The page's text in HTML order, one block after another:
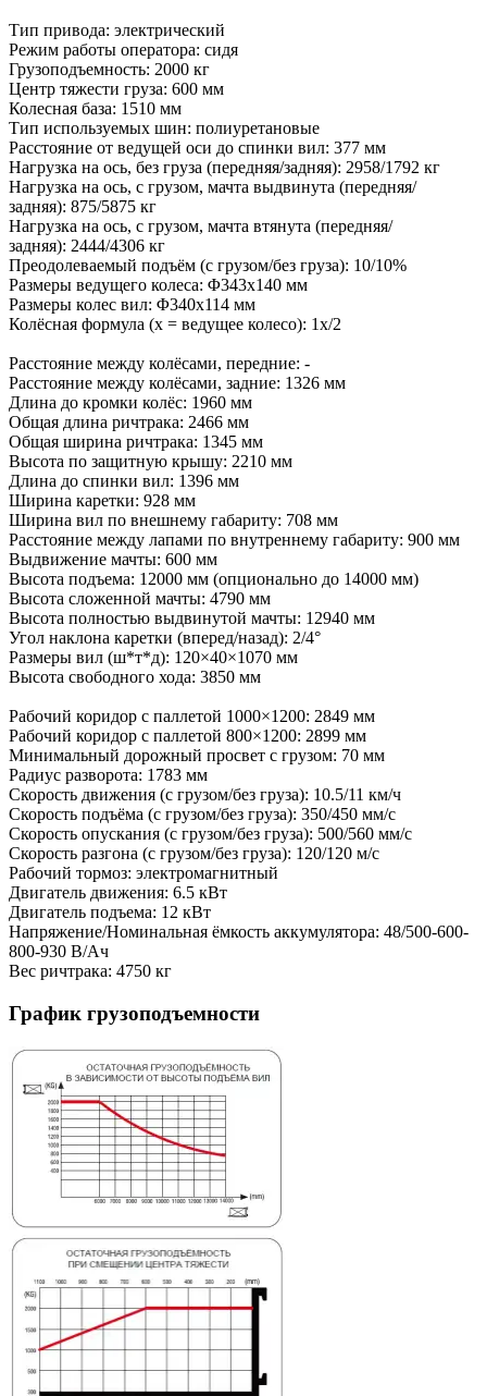
Тип привода: электрический
Режим работы оператора: сидя
Грузоподъемность: 2000 кг
Центр тяжести груза: 600 мм
Колесная база: 1510 мм
Тип используемых шин: полиуретановые
Расстояние от ведущей оси до спинки вил: 377 мм
Нагрузка на ось, без груза (передняя/задняя): 2958/1792 кг
Нагрузка на ось, с грузом, мачта выдвинута (передняя/
задняя): 875/5875 кг
Нагрузка на ось, с грузом, мачта втянута (передняя/
задняя): 2444/4306 кг
Преодолеваемый подъём (с грузом/без груза): 10/10%
Размеры ведущего колеса: Φ343x140 мм
Размеры колес вил: Φ340x114 мм
Колёсная формула (x = ведущее колесо): 1x/2
Расстояние между колёсами, передние: -
Расстояние между колёсами, задние: 1326 мм
Длина до кромки колёс: 1960 мм
Общая длина ричтрака: 2466 мм
Общая ширина ричтрака: 1345 мм
Высота по защитную крышу: 2210 мм
Длина до спинки вил: 1396 мм
Ширина каретки: 928 мм
Ширина вил по внешнему габариту: 708 мм
Расстояние между лапами по внутреннему габариту: 900 мм
Выдвижение мачты: 600 мм
Высота подъема: 12000 мм (опционально до 14000 мм)
Высота сложенной мачты: 4790 мм
Высота полностью выдвинутой мачты: 12940 мм
Угол наклона каретки (вперед/назад): 2/4°
Размеры вил (ш*т*д): 120×40×1070 мм
Высота свободного хода: 3850 мм
Рабочий коридор с паллетой 1000×1200: 2849 мм
Рабочий коридор с паллетой 800×1200: 2899 мм
Минимальный дорожный просвет с грузом: 70 мм
Радиус разворота: 1783 мм
Скорость движения (с грузом/без груза): 10.5/11 км/ч
Скорость подъёма (с грузом/без груза): 350/450 мм/с
Скорость опускания (с грузом/без груза): 500/560 мм/с
Скорость разгона (с грузом/без груза): 120/120 м/с
Рабочий тормоз: электромагнитный
Двигатель движения: 6.5 кВт
Двигатель подъема: 12 кВт
Напряжение/Номинальная ёмкость аккумулятора: 48/500-600-
800-930 В/Ач
Вес ричтрака: 4750 кг
График грузоподъемности